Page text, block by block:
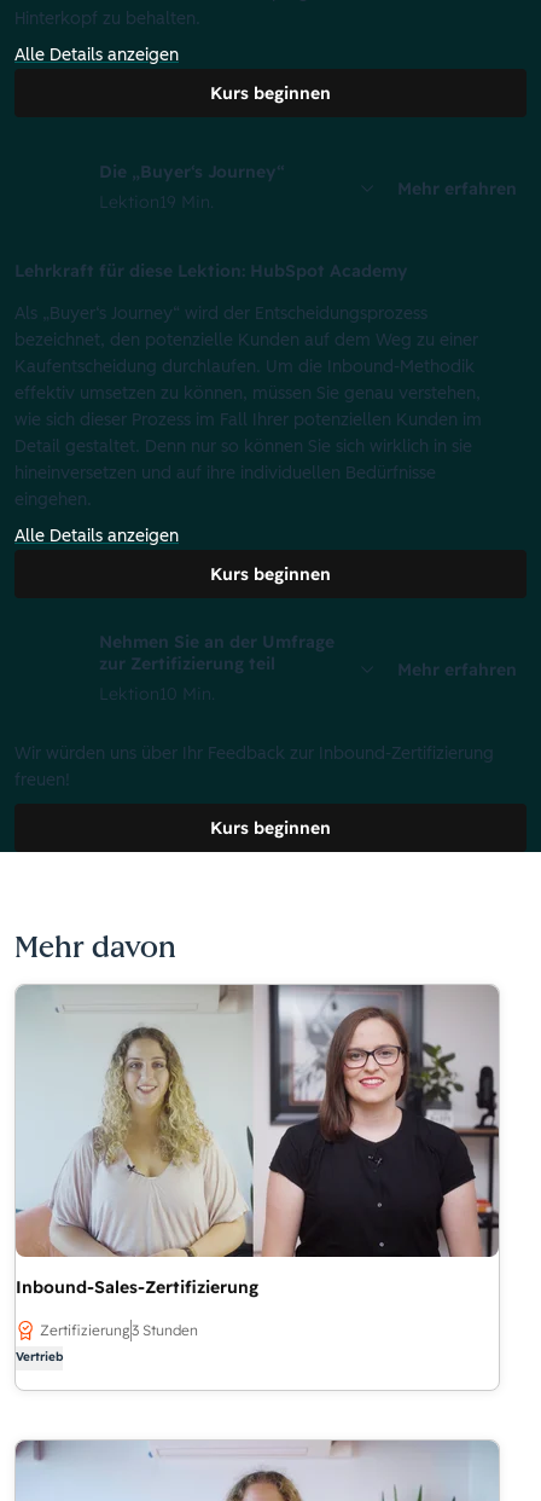
Hinterkopf zu behalten.
Alle Details anzeigen
Kurs beginnen
Die „Buyer‘s Journey“
Lektion19 Min.
Mehr erfahren
Lehrkraft für diese Lektion: HubSpot Academy
Als „Buyer‘s Journey“ wird der Entscheidungsprozess
bezeichnet, den potenzielle Kunden auf dem Weg zu einer
Kaufentscheidung durchlaufen. Um die Inbound-Methodik
effektiv umsetzen zu können, müssen Sie genau verstehen,
wie sich dieser Prozess im Fall Ihrer potenziellen Kunden im
Detail gestaltet. Denn nur so können Sie sich wirklich in sie
hineinversetzen und auf ihre individuellen Bedürfnisse
eingehen.
Alle Details anzeigen
Kurs beginnen
Nehmen Sie an der Umfrage
zur Zertifizierung teil
Lektion10 Min.
Mehr erfahren
Wir würden uns über Ihr Feedback zur Inbound-Zertifizierung
freuen!
Kurs beginnen
Mehr davon
Inbound-Sales-Zertifizierung
Zertifizierung3 Stunden
Vertrieb